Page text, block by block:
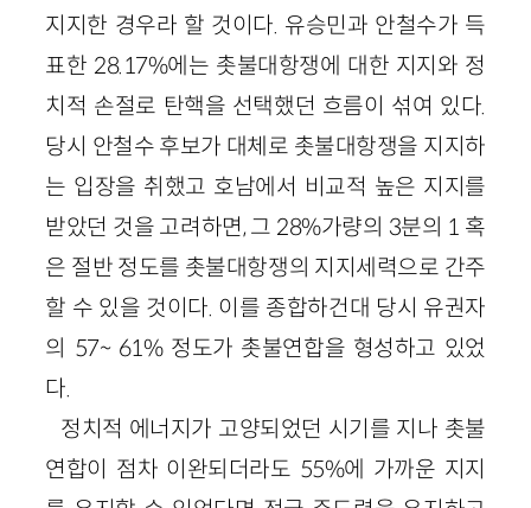
지지한 경우라 할 것이다. 유승민과 안철수가 득
표한 28.17%에는 촛불대항쟁에 대한 지지와 정
치적 손절로 탄핵을 선택했던 흐름이 섞여 있다.
당시 안철수 후보가 대체로 촛불대항쟁을 지지하
는 입장을 취했고 호남에서 비교적 높은 지지를
받았던 것을 고려하면, 그 28%가량의 3분의 1 혹
은 절반 정도를 촛불대항쟁의 지지세력으로 간주
할 수 있을 것이다. 이를 종합하건대 당시 유권자
의 57~ 61% 정도가 촛불연합을 형성하고 있었
다.
정치적 에너지가 고양되었던 시기를 지나 촛불
연합이 점차 이완되더라도 55%에 가까운 지지